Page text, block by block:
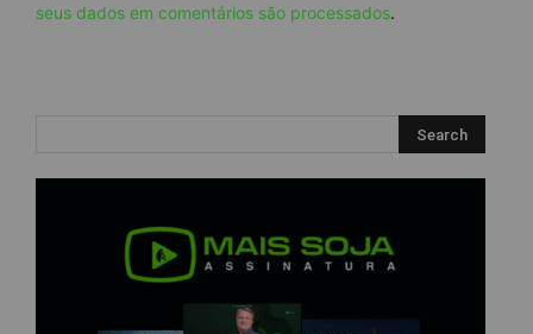
seus dados em comentários são processados.